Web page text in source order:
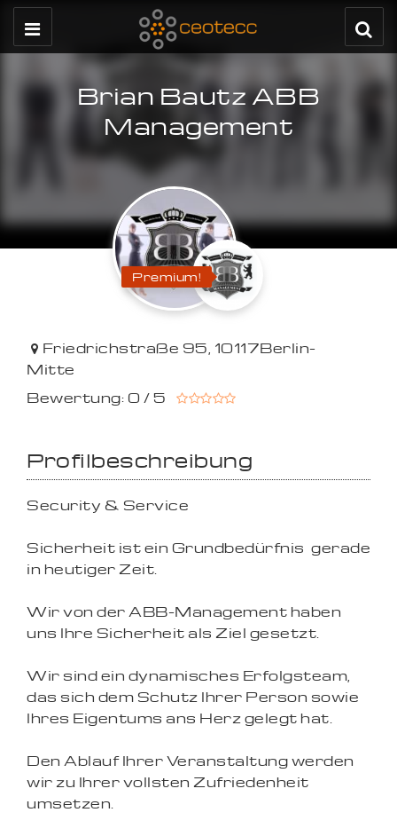
Brian Bautz ABB
Management
Premium!
Friedrichstraße 95, 10117Berlin-
Mitte
Bewertung: 0 / 5
Profilbeschreibung
Security & Service
Sicherheit ist ein Grundbedürfnis  gerade
in heutiger Zeit.
Wir von der ABB-Management haben
uns Ihre Sicherheit als Ziel gesetzt.
Wir sind ein dynamisches Erfolgsteam,
das sich dem Schutz Ihrer Person sowie
Ihres Eigentums ans Herz gelegt hat.
Den Ablauf Ihrer Veranstaltung werden
wir zu Ihrer vollsten Zufriedenheit
umsetzen.